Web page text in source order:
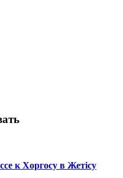
к Хоргосу в Жетісу